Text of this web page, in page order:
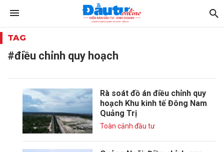
TAG
#điều chỉnh quy hoạch
Rà soát đồ án điều chỉnh quy
hoạch Khu kinh tế Đông Nam
Quảng Trị
Toàn cảnh đầu tư